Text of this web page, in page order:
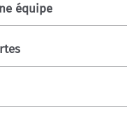
équipe